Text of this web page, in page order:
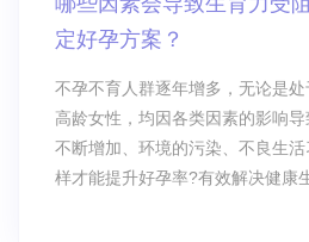
定好孕方案？
不孕不育人群逐年增多，无论是
高龄女性，均因各类因素的影响
不断增加、环境的污染、不良生
样才能提升好孕率?有效解决健康